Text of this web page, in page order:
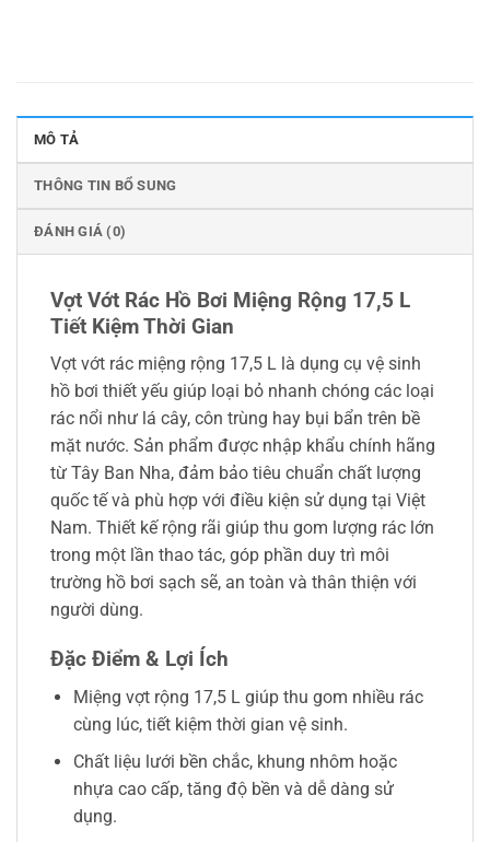
MÔ TẢ
THÔNG TIN BỔ SUNG
ĐÁNH GIÁ (0)
Vợt Vớt Rác Hồ Bơi Miệng Rộng 17,5 L
Tiết Kiệm Thời Gian
Vợt vớt rác miệng rộng 17,5 L là dụng cụ vệ sinh
hồ bơi thiết yếu giúp loại bỏ nhanh chóng các loại
rác nổi như lá cây, côn trùng hay bụi bẩn trên bề
mặt nước. Sản phẩm được nhập khẩu chính hãng
từ Tây Ban Nha, đảm bảo tiêu chuẩn chất lượng
quốc tế và phù hợp với điều kiện sử dụng tại Việt
Nam. Thiết kế rộng rãi giúp thu gom lượng rác lớn
trong một lần thao tác, góp phần duy trì môi
trường hồ bơi sạch sẽ, an toàn và thân thiện với
người dùng.
Đặc Điểm & Lợi Ích
Miệng vợt rộng 17,5 L giúp thu gom nhiều rác
cùng lúc, tiết kiệm thời gian vệ sinh.
Chất liệu lưới bền chắc, khung nhôm hoặc
nhựa cao cấp, tăng độ bền và dễ dàng sử
dụng.